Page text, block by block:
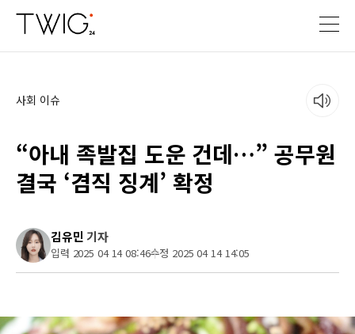
사회 이슈
“아내 족발집 도운 건데…” 공무원
결국 ‘겸직 징계’ 확정
김유민 기자
입력 2025 04 14 08:46수정 2025 04 14 14:05